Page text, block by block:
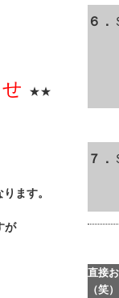
６．
７．
直接
（笑）
★★
ます。
が